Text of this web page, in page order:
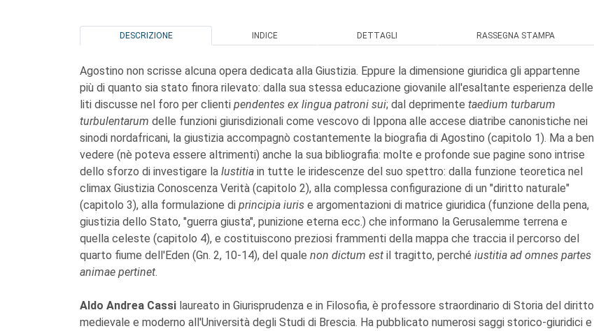
DESCRIZIONE INDICE DETTAGLI RASSEGNA STAMPA
Agostino non scrisse alcuna opera dedicata alla Giustizia. Eppure la dimensione giuridica gli appartenne
più di quanto sia stato finora rilevato: dalla sua stessa educazione giovanile all'esaltante esperienza delle
liti discusse nel foro per clienti pendentes ex lingua patroni sui; dal deprimente taedium turbarum
turbulentarum delle funzioni giurisdizionali come vescovo di Ippona alle accese diatribe canonistiche nei
sinodi nordafricani, la giustizia accompagnò costantemente la biografia di Agostino (capitolo 1). Ma a ben
vedere (nè poteva essere altrimenti) anche la sua bibliografia: molte e profonde sue pagine sono intrise
dello sforzo di investigare la Iustitia in tutte le iridescenze del suo spettro: dalla funzione teoretica nel
climax Giustizia Conoscenza Verità (capitolo 2), alla complessa configurazione di un "diritto naturale"
(capitolo 3), alla formulazione di principia iuris e argomentazioni di matrice giuridica (funzione della pena,
giustizia dello Stato, "guerra giusta", punizione eterna ecc.) che informano la Gerusalemme terrena e
quella celeste (capitolo 4), e costituiscono preziosi frammenti della mappa che traccia il percorso del
quarto fiume dell'Eden (Gn. 2, 10-14), del quale non dictum est il tragitto, perché iustitia ad omnes partes
animae pertinet.
Aldo Andrea Cassi laureato in Giurisprudenza e in Filosofia, è professore straordinario di Storia del diritto
medievale e moderno all'Università degli Studi di Brescia. Ha pubblicato numerosi saggi storico-giuridici e